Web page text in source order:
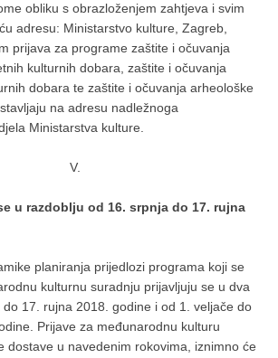
obliku s obrazloženjem zahtjeva i svim
adresu: Ministarstvo kulture, Zagreb,
prijava za programe zaštite i očuvanja
kulturnih dobara, zaštite i očuvanja
dobara te zaštite i očuvanja arheološke
na adresu nadležnoga
Ministarstva kulture.
V.
u razdoblju od 16. srpnja do 17. rujna
planiranja prijedlozi programa koji se
kulturnu suradnju prijavljuju se u dva
17. rujna 2018. godine i od 1. veljače do
Prijave za međunarodnu kulturu
dostave u navedenim rokovima, iznimno će